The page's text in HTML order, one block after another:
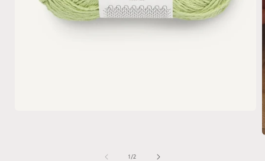
1 /von
2